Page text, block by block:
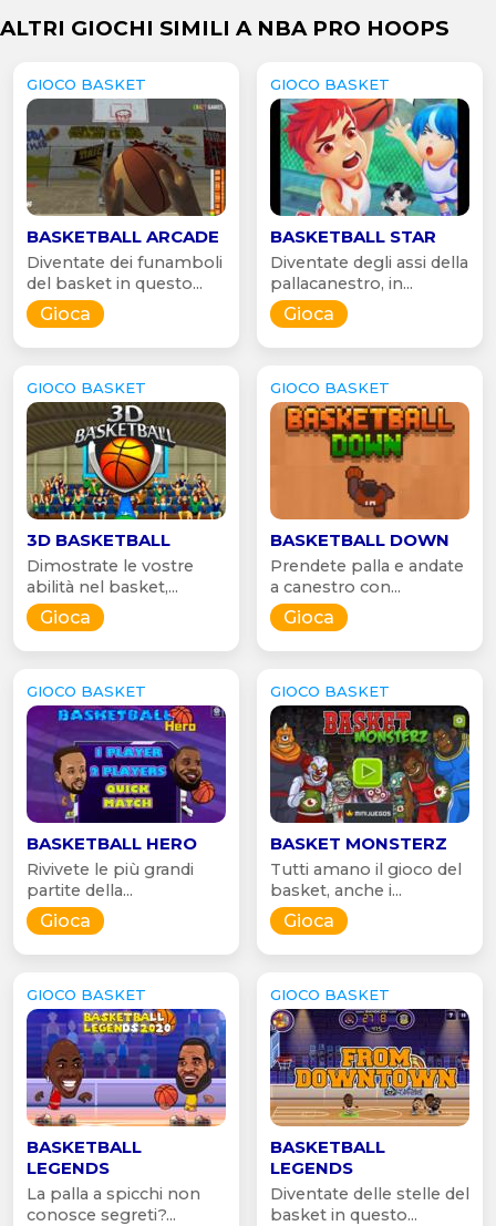
ALTRI GIOCHI SIMILI A NBA PRO HOOPS
GIOCO BASKET
BASKETBALL ARCADE
Diventate dei funamboli
del basket in questo...
Gioca
GIOCO BASKET
BASKETBALL STAR
Diventate degli assi della
pallacanestro, in...
Gioca
GIOCO BASKET
3D BASKETBALL
Dimostrate le vostre
abilità nel basket,...
Gioca
GIOCO BASKET
BASKETBALL DOWN
Prendete palla e andate
a canestro con...
Gioca
GIOCO BASKET
BASKETBALL HERO
Rivivete le più grandi
partite della...
Gioca
GIOCO BASKET
BASKET MONSTERZ
Tutti amano il gioco del
basket, anche i...
Gioca
GIOCO BASKET
BASKETBALL
LEGENDS
La palla a spicchi non
conosce segreti?...
GIOCO BASKET
BASKETBALL
LEGENDS
Diventate delle stelle del
basket in questo...